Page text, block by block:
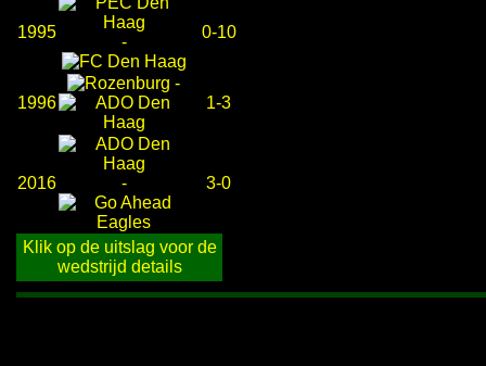
1995
-
0-10
1996
-
1-3
2016 - 3-0
Klik op de uitslag voor de
wedstrijd details